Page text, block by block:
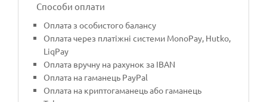
Способи оплати
Оплата з особистого балансу
Оплата через платіжні системи MonoPay, Hutko,
LiqPay
Оплата вручну на рахунок за IBAN
Оплата на гаманець PayPal
Оплата на криптогаманець або гаманець